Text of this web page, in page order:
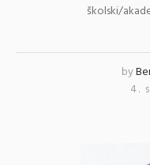
školski/
by
4.